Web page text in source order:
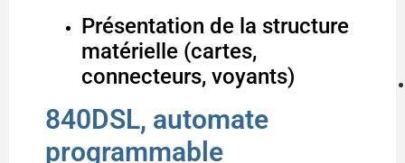
Présentation de la structure
matérielle (cartes,
connecteurs, voyants)
840DSL, automate
programmable